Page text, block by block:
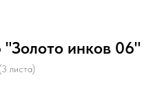
инков 06"
листа)